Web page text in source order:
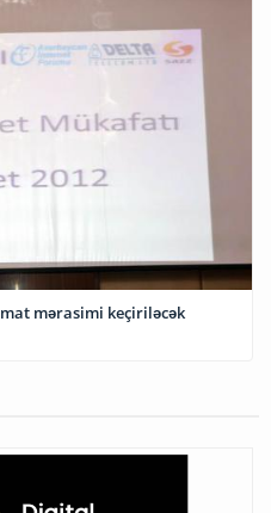
mərasimi keçiriləcək